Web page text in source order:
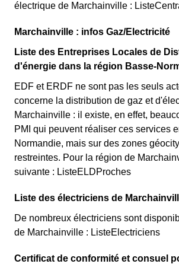
électrique de Marchainville :
Marchainville : infos Gaz/Electricité
Liste des Entreprises Locales de
d'énergie dans la région Basse-
EDF et ERDF ne sont pas les seuls
concerne la distribution de gaz et
Marchainville : il existe, en effet,
PMI qui peuvent réaliser ces services
Normandie, mais sur des zones
restreintes. Pour la région de
suivante : ListeELDProches
Liste des électriciens de
De nombreux électriciens sont
de Marchainville : ListeElectriciens
Certificat de conformité et consuel